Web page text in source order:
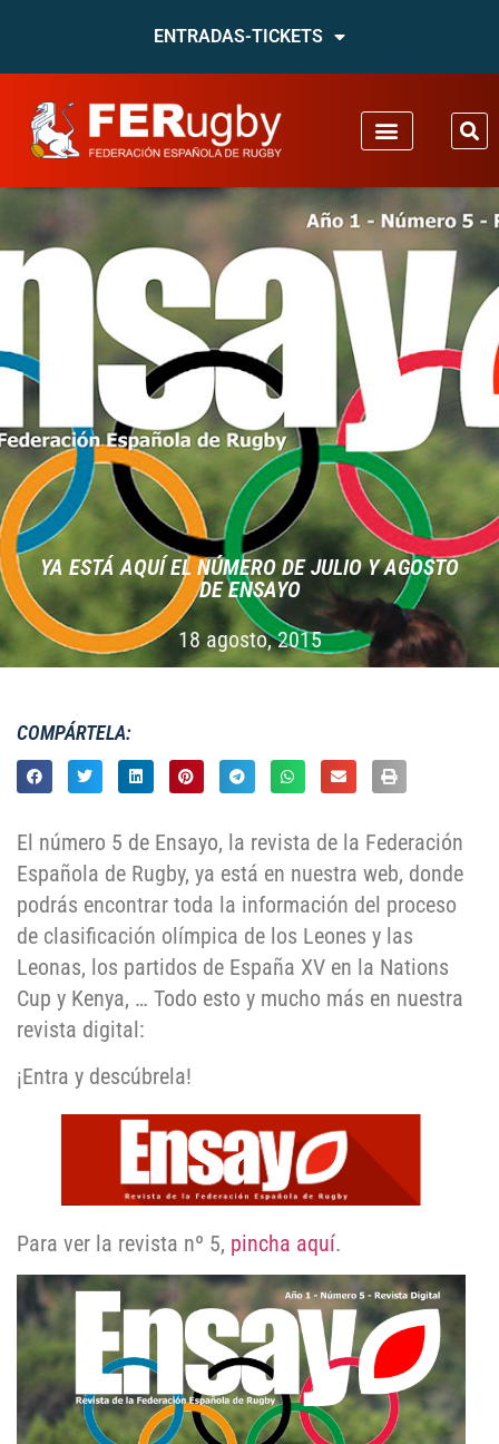
ENTRADAS-TICKETS
YA ESTÁ AQUÍ­ EL NÚMERO DE JULIO Y AGOSTO
DE ENSAYO
18 agosto, 2015
COMPÁRTELA:
El número 5 de Ensayo, la revista de la Federación
Española de Rugby, ya está en nuestra web, donde
podrás encontrar toda la información del proceso
de clasificación olímpica de los Leones y las
Leonas, los partidos de España XV en la Nations
Cup y Kenya, … Todo esto y mucho más en nuestra
revista digital:
¡Entra y descúbrela!
Para ver la revista nº 5, pincha aquí.